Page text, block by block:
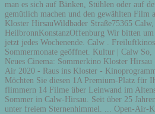
man es sich auf Bänken, Stühlen oder auf
gemütlich machen und den gewählten Film
Kloster HirsauWildbader Straße75365
HeilbronnKonstanzOffenburg Wir bitten
jetzt jedes Wochenende. Calw .
Sommermonate geöffnet. Kultur | Calw
Neues Cinema: Sommerkino Kloster
Air 2020 - Raus ins Kloster -
Möchten Sie diesen 1A Premium-Platz für
flimmern 14 Filme über Leinwand im
Sommer in Calw-Hirsau. Seit über 25
unter freiem Sternenhimmel. ... Open-Air-